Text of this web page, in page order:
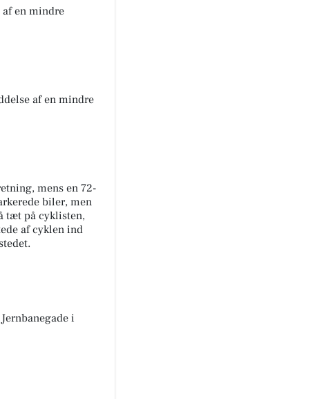
en mindre
af en mindre
mens en 72-
biler, men
tæt på cyklisten,
af cyklen ind
i